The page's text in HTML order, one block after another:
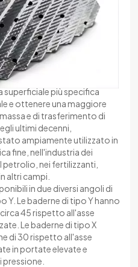
tipo di imballaggio
geometria uniforme nella
della torre è regolare,
il percorso del
fenomeno del flusso e della
di pressione può essere
energetico e caduta di
superficiale più specifica
e ottenere una maggiore
e di trasferimento di
ultimi decenni,
ampiamente utilizzato in
fine, nell'industria dei
nei fertilizzanti,
altri campi.
in due diversi angoli di
Y. Le baderne di tipo Y hanno
45 rispetto all'asse
Le baderne di tipo X
di 30 rispetto all'asse
in portate elevate e